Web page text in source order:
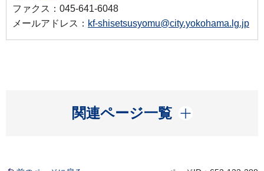
ファクス：045-641-6048
メールアドレス： kf-shisetsusyomu@city.yokohama.lg.jp
関連ページ一覧
開く